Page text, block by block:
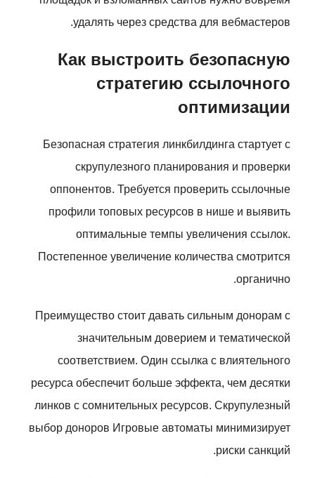
удалять через средства для вебмастеров.
Как выстроить безопасную
стратегию ссылочного
оптимизации
Безопасная стратегия линкбилдинга стартует с
скрупулезного планирования и проверки
оппонентов. Требуется проверить ссылочные
профили топовых ресурсов в нише и выявить
оптимальные темпы увеличения ссылок.
Постепенное увеличение количества смотрится
органично.
Преимущество стоит давать сильным донорам с
значительным доверием и тематической
соответствием. Один ссылка с влиятельного
ресурса обеспечит больше эффекта, чем десятки
линков с сомнительных ресурсов. Скрупулезный
выбор доноров Игровые автоматы минимизирует
риски санкций.